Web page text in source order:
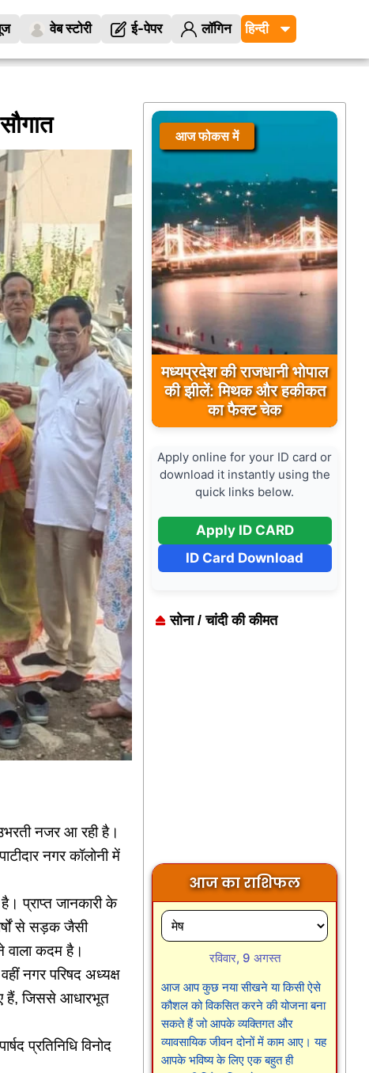
वेब स्टोरी ई-पेपर लॉगिन
नजर आ रही है।
नगर कॉलोनी में
प्राप्त जानकारी के
से सड़क जैसी
वाला कदम है।
नगर परिषद अध्यक्ष
हुए हैं, जिससे आधारभूत
प्रतिनिधि विनोद
आज फोकस में
मध्यप्रदेश की राजधानी भोपाल
की झीलें: मिथक और हकीकत
का फैक्ट चेक
Apply online for your ID card or
download it instantly using the
quick links below.
Apply ID CARD
ID Card Download
सोना / चांदी की कीमत
आज का राशिफल
रविवार, 9 अगस्त
आज आप कुछ नया सीखने या किसी ऐसे
कौशल को विकसित करने की योजना बना
सकते हैं जो आपके व्यक्तिगत और
व्यावसायिक जीवन दोनों में काम आए। यह
आपके भविष्य के लिए एक बहुत ही